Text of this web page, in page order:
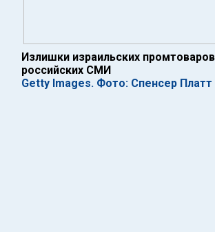
Излишки израильских
российских СМИ
Getty Images. Фото: Спенсер Платт